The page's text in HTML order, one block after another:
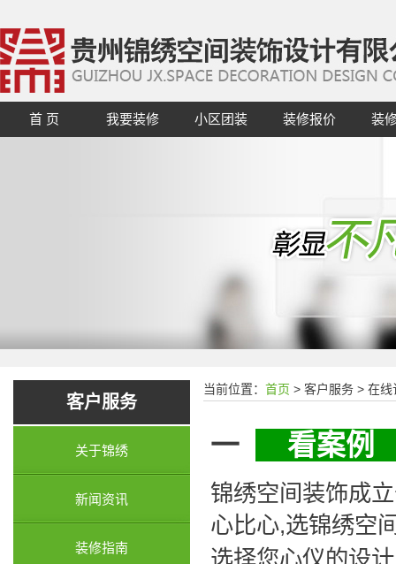
首 页 我要装修 小区团装 装修报价 装
客户服务
关于锦绣
新闻资讯
装修指南
当前位置： 首页 > 客户服务 > 在线
一 看案例
锦绣空间装饰成
心比心,选锦绣空
选择您心仪的设